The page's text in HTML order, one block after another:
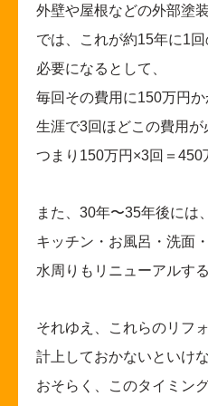
外壁や屋根などの外部塗
では、これが約15年に1
必要になるとして、
毎回その費用に150万円か
生涯で3回ほどこの費用が
つまり150万円×3回＝450
また、30年〜35年後には、
キッチン・お風呂・洗面
水周りもリニューアルす
それゆえ、これらのリフ
計上しておかないといけ
おそらく、このタイミン